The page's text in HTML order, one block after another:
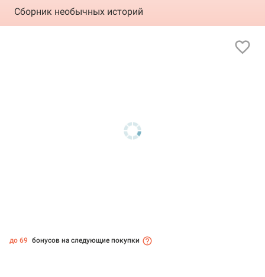
Сборник необычных историй
до 69 бонусов на следующие покупки